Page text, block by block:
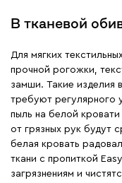
В тканевой
Для мягких
прочной рогожки,
замши. Такие изделия
требуют регулярного
пыль на белой кровати
от грязных рук будут
белая кровать
ткани с пропиткой
загрязнениям и